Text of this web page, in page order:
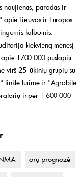
naujienas, parodas ir
apie Lietuvos ir Europos
kalbomis.
kiekvieną mėnesį
1700 000 puslapių
virš 25 ūkinių grupių su
tinkle turime ir "Agrobitė
ir per 1 600 000
orų prognozė